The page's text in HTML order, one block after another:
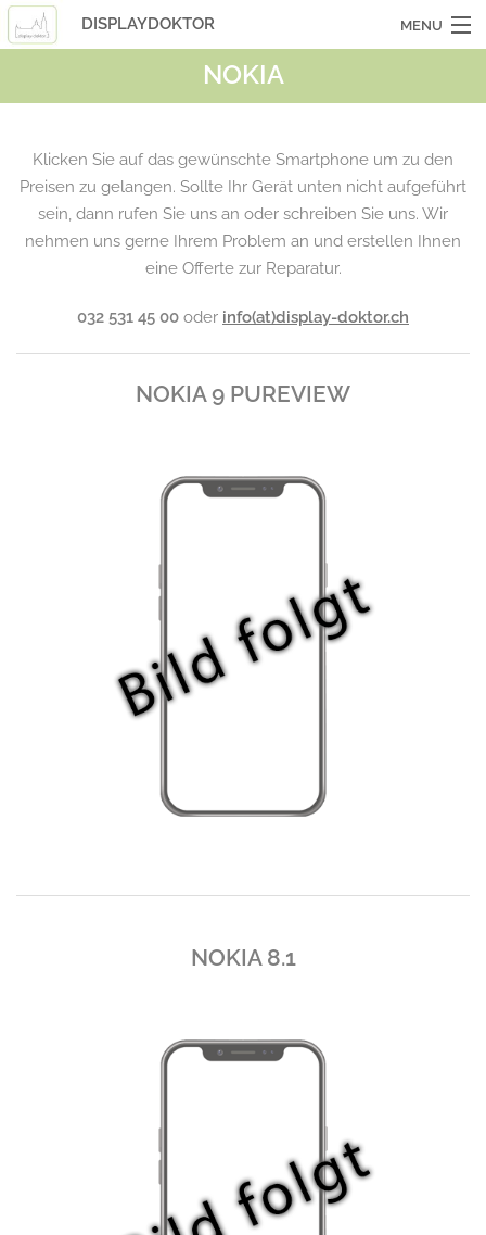
DISPLAYDOKTOR MENU
TABLETS
LAPTOPS
NOKIA
Klicken Sie auf das gewünschte Smartphone um zu den
Preisen zu gelangen. Sollte Ihr Gerät unten nicht aufgeführt
sein, dann rufen Sie uns an oder schreiben Sie uns. Wir
nehmen uns gerne Ihrem Problem an und erstellen Ihnen
eine Offerte zur Reparatur.
032 531 45 00 oder info(at)display-doktor.ch
NOKIA 9 PUREVIEW
NOKIA 8.1